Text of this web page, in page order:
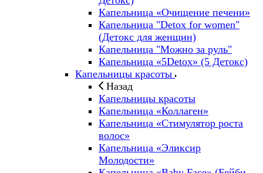
Капельница «Очищение печени»
Капельница "Detox for women"
(Детокс для женщин)
Капельница "Можно за руль"
Капельница «5Detox» (5 Детокс)
Капельницы красоты
Назад
Капельницы красоты
Капельница «Коллаген»
Капельница «Стимулятор роста
волос»
Капельница «Эликсир
Молодости»